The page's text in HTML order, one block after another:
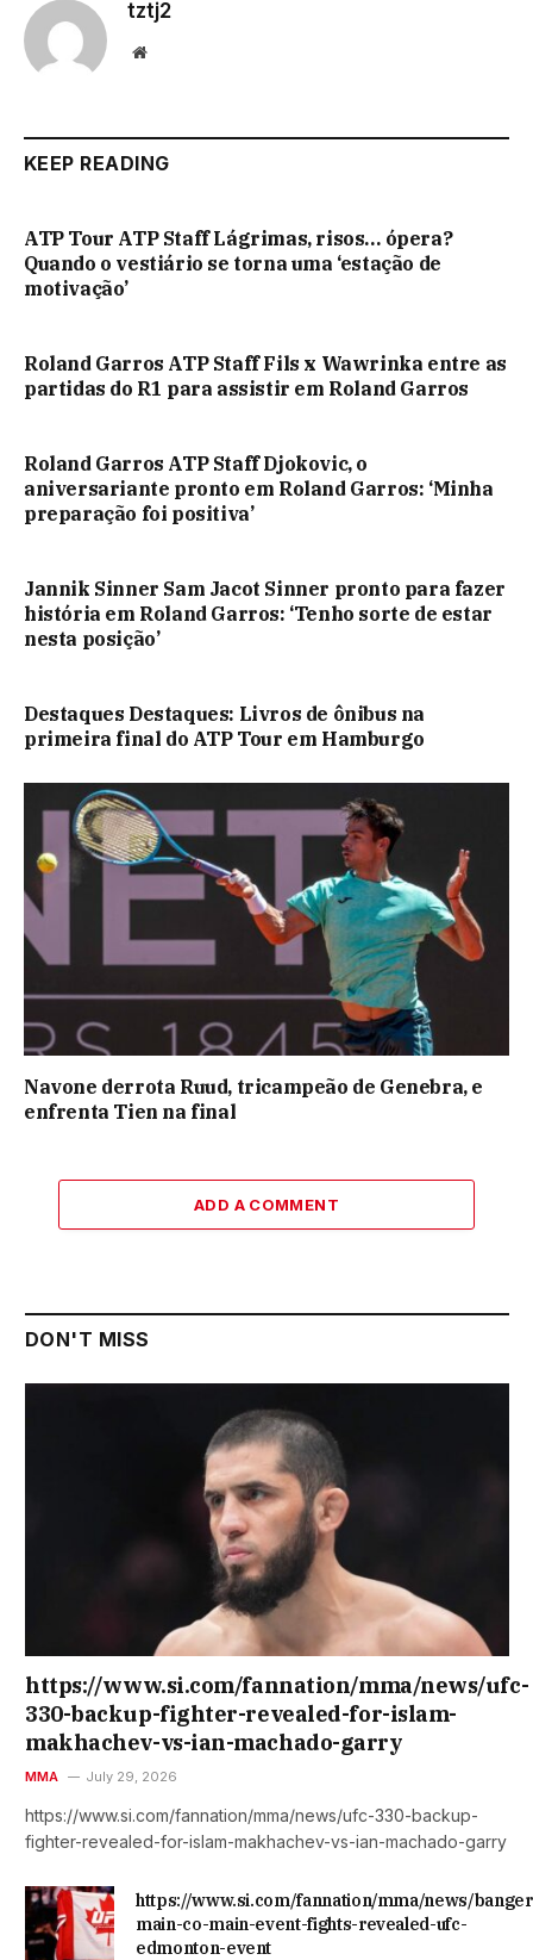
tztj2
Website
KEEP READING
ATP Tour ATP Staff Lágrimas, risos… ópera?
Quando o vestiário se torna uma ‘estação de
motivação’
Roland Garros ATP Staff Fils x Wawrinka entre as
partidas do R1 para assistir em Roland Garros
Roland Garros ATP Staff Djokovic, o
aniversariante pronto em Roland Garros: ‘Minha
preparação foi positiva’
Jannik Sinner Sam Jacot Sinner pronto para fazer
história em Roland Garros: ‘Tenho sorte de estar
nesta posição’
Destaques Destaques: Livros de ônibus na
primeira final do ATP Tour em Hamburgo
Navone derrota Ruud, tricampeão de Genebra, e
enfrenta Tien na final
ADD A COMMENT
DON'T MISS
https://www.si.com/fannation/mma/news/ufc-
330-backup-fighter-revealed-for-islam-
makhachev-vs-ian-machado-garry
MMA July 29, 2026
https://www.si.com/fannation/mma/news/ufc-330-backup-
fighter-revealed-for-islam-makhachev-vs-ian-machado-garry
https://www.si.com/fannation/mma/news/
main-co-main-event-fights-revealed-ufc-
edmonton-event